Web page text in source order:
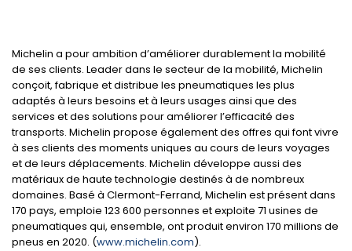
Michelin a pour ambition d’améliorer durablement la mobilité
de ses clients. Leader dans le secteur de la mobilité, Michelin
conçoit, fabrique et distribue les pneumatiques les plus
adaptés à leurs besoins et à leurs usages ainsi que des
services et des solutions pour améliorer l’efficacité des
transports. Michelin propose également des offres qui font vivre
à ses clients des moments uniques au cours de leurs voyages
et de leurs déplacements. Michelin développe aussi des
matériaux de haute technologie destinés à de nombreux
domaines. Basé à Clermont-Ferrand, Michelin est présent dans
170 pays, emploie 123 600 personnes et exploite 71 usines de
pneumatiques qui, ensemble, ont produit environ 170 millions de
pneus en 2020. (www.michelin.com).